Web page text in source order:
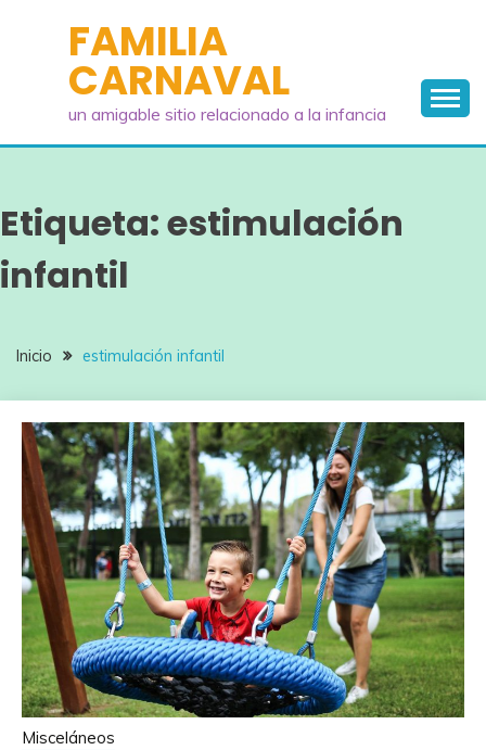
contenidoFAMILIA
CARNAVAL
un amigable sitio relacionado a la infancia
Etiqueta:estimulación
infantil
Inicio estimulación infantil
Misceláneos